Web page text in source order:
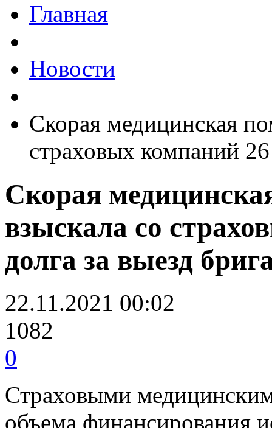
Главная
Новости
Скорая медицинская
страховых компаний
Скорая
взыскала со
долга за выезд
22.11.2021 00:02
1082
0
Страховыми
объема финансирования